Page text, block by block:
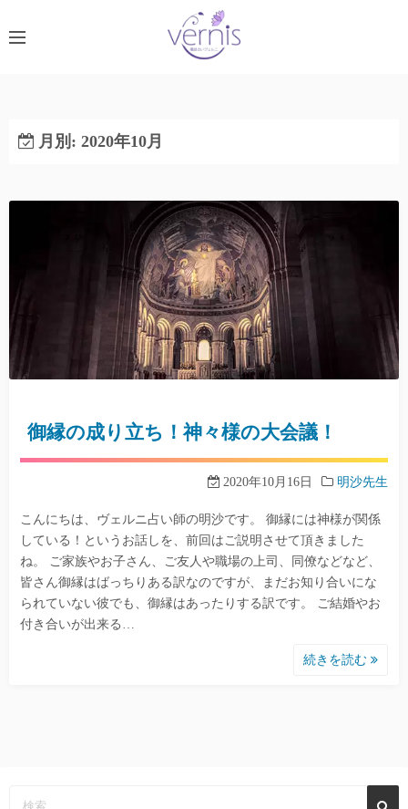
ン
ッ
月別: 2020年10月
御縁の成り立ち！神々様の大会議！
2020年10月16日 明沙先生
こんにちは、ヴェルニ占い師の明沙です。 御縁には神様が関係
している！というお話しを、前回はご説明させて頂きました
ね。 ご家族やお子さん、ご友人や職場の上司、同僚などなど、
皆さん御縁はばっちりある訳なのですが、まだお知り合いにな
られていない彼でも、御縁はあったりする訳です。 ご結婚やお
付き合いが出来る…
続きを読む